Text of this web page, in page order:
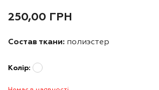
250,00 ГРН
Состав ткани: полиэстер
Колір: